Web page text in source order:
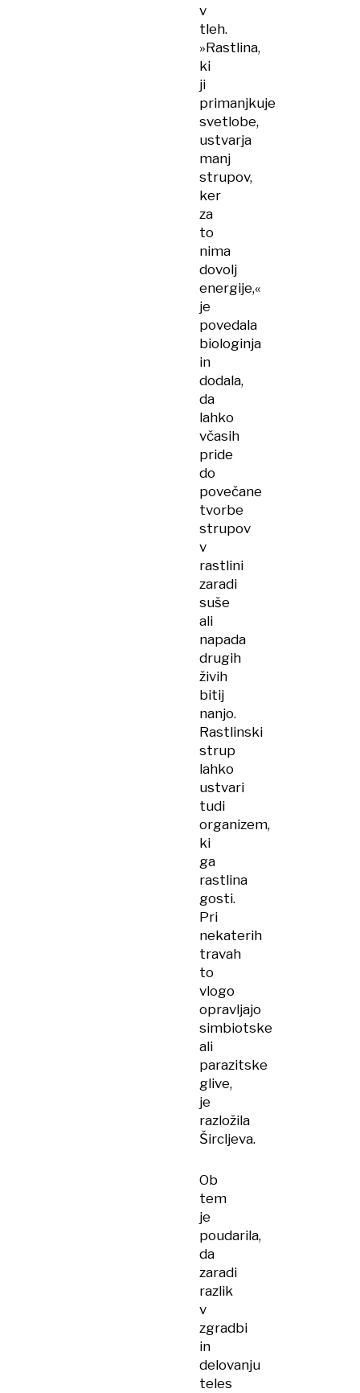
v
tleh.
»Rastlina,
ki
ji
primanjkuje
svetlobe,
ustvarja
manj
strupov,
ker
za
to
nima
dovolj
energije,«
je
povedala
biologinja
in
dodala,
da
lahko
včasih
pride
do
povečane
tvorbe
strupov
v
rastlini
zaradi
suše
ali
napada
drugih
živih
bitij
nanjo.
Rastlinski
strup
lahko
ustvari
tudi
organizem,
ki
ga
rastlina
gosti.
Pri
nekaterih
travah
to
vlogo
opravljajo
simbiotske
ali
parazitske
glive,
je
razložila
Šircljeva.
Ob
tem
je
poudarila,
da
zaradi
razlik
v
zgradbi
in
delovanju
teles